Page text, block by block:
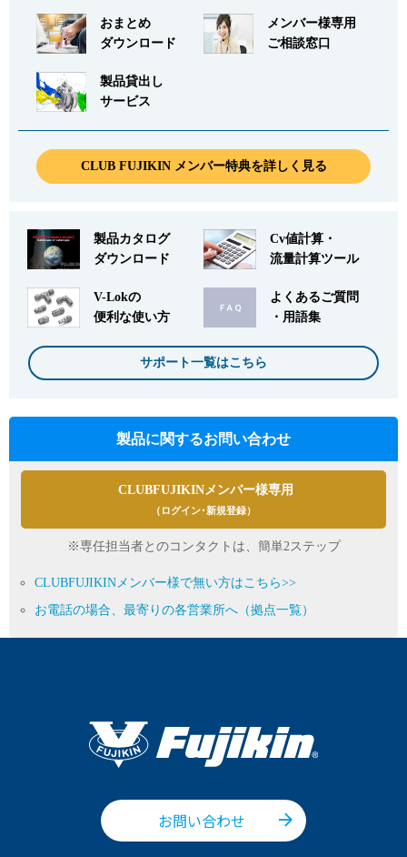
おまとめ
ダウンロード
メンバー様専用
ご相談窓口
製品貸出し
サービス
CLUB FUJIKIN メンバー特典を詳しく見る
製品カタログ
ダウンロード
Cv値計算・
流量計算ツール
V-Lokの
便利な使い方
よくあるご質問
・用語集
サポート一覧はこちら
製品に関するお問い合わせ
CLUBFUJIKINメンバー様専用
（ログイン･新規登録）
※専任担当者とのコンタクトは、簡単2ステップ
CLUBFUJIKINメンバー様で無い方はこちら>>
お電話の場合、最寄りの各営業所へ（拠点一覧）
お問い合わせ